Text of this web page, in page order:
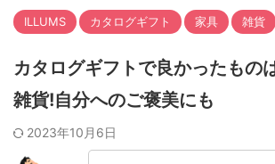
ILLUMS カタログギフト 家具 雑貨
カタログギフトで良かったもの
雑貨!自分へのご褒美にも
2023年10月6日